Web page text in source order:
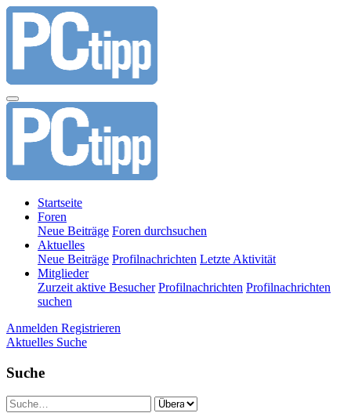
Startseite
Foren
Neue Beiträge Foren durchsuchen
Aktuelles
Neue Beiträge Profilnachrichten Letzte Aktivität
Mitglieder
Zurzeit aktive Besucher Profilnachrichten Profilnachrichten
suchen
Anmelden Registrieren
Aktuelles Suche
Suche